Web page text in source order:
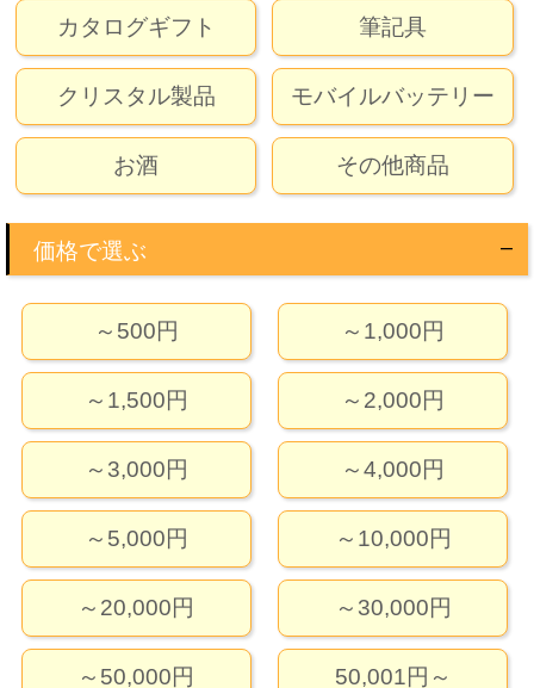
カタログギフト
クリスタル製品
お酒
筆記具
モバイルバッテリー
その他商品
価格で選ぶ
～500円
～1,500円
～3,000円
～5,000円
～20,000円
～50,000円
～1,000円
～2,000円
～4,000円
～10,000円
～30,000円
50,001円～